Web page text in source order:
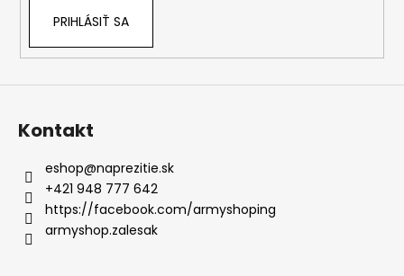
PRIHLÁSIŤ SA
Kontakt
eshop@naprezitie.sk
+421 948 777 642
https://facebook.com/armyshoping
armyshop.zalesak